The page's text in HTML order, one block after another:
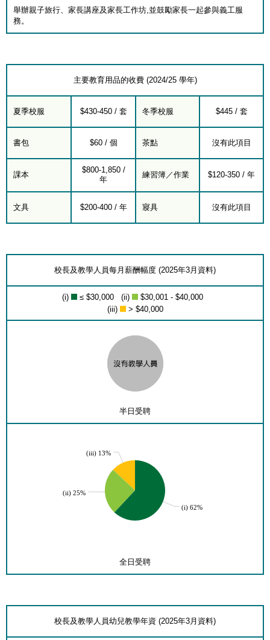
舉辦親子旅行、家長講座及家長工作坊,並鼓勵家長一起參與義工服
務。
主要教育用品的收費 (2024/25 學年)
夏季校服 $430-450 / 套 冬季校服 $445 / 套
書包 $60 / 個 茶點 沒有此項目
課本
$800-1,850 /
年
練習簿／作業 $120-350 / 年
文具 $200-400 / 年 寢具 沒有此項目
校長及教學人員每月薪酬幅度 (2025年3月資料)
(i) ≤ $30,000 (ii)
$30,001 - $40,000
(iii)
> $40,000
半日受聘
(iii) 13%
(ii) 25%
(i) 62%
全日受聘
校長及教學人員幼兒教學年資 (2025年3月資料)